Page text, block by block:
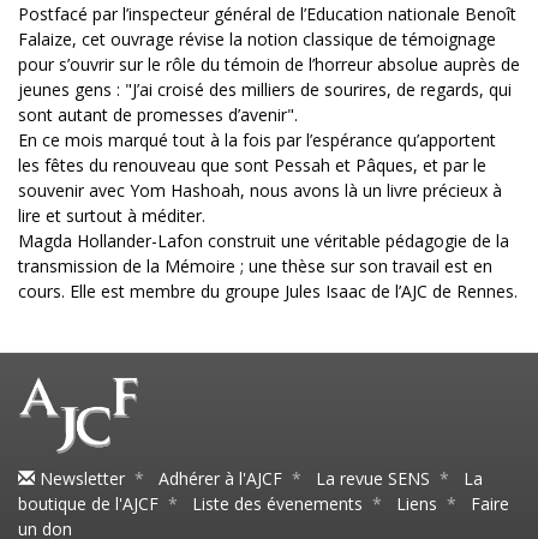
Postfacé par l’inspecteur général de l’Education nationale Benoît
Falaize, cet ouvrage révise la notion classique de témoignage
pour s’ouvrir sur le rôle du témoin de l’horreur absolue auprès de
jeunes gens : "J’ai croisé des milliers de sourires, de regards, qui
sont autant de promesses d’avenir".
En ce mois marqué tout à la fois par l’espérance qu’apportent
les fêtes du renouveau que sont Pessah et Pâques, et par le
souvenir avec Yom Hashoah, nous avons là un livre précieux à
lire et surtout à méditer.
Magda Hollander-Lafon construit une véritable pédagogie de la
transmission de la Mémoire ; une thèse sur son travail est en
cours. Elle est membre du groupe Jules Isaac de l’AJC de Rennes.
Newsletter * Adhérer à l'AJCF * La revue SENS * La
boutique de l'AJCF * Liste des évenements * Liens * Faire
un don